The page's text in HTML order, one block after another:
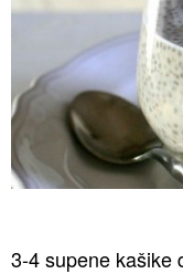
3-4 supene kašike